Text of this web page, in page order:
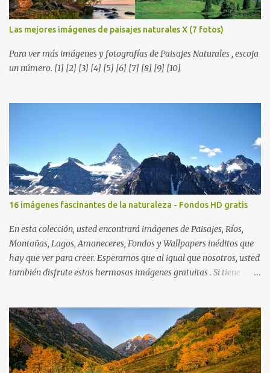
Las mejores imágenes de paisajes naturales X (7 fotos)
Para ver más imágenes y fotografías de Paisajes Naturales , escoja
un número. [1] [2] [3] [4] [5] [6] [7] [8] [9] [10]
16 imágenes fascinantes de la naturaleza - Fondos HD gratis
En esta colección, usted encontrará imágenes de Paisajes, Ríos,
Montañas, Lagos, Amaneceres, Fondos y Wallpapers inéditos que
hay que ver para creer. Esperamos que al igual que nosotros, usted
también disfrute estas hermosas imágenes gratuitas . Si tiene
de nuestra web, es; www.bancodeimagenesgratis.com Reciban mi
agradecimiento a través de la distancia. -José Luis